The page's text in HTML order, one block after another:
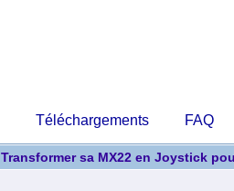
Téléchargements FAQ
Transformer sa MX22 en Joystick